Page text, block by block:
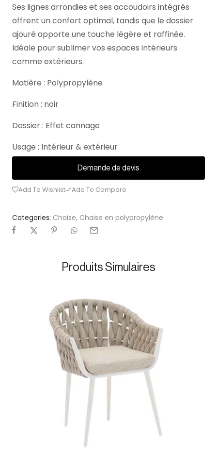
Ses lignes arrondies et ses accoudoirs intégrés
offrent un confort optimal, tandis que le dossier
ajouré apporte une touche légère et raffinée.
Idéale pour sublimer vos espaces intérieurs
comme extérieurs.
Matière : Polypropylène
Finition : noir
Dossier : Effet cannage
Usage : Intérieur & extérieur
Demande de devis
Add To Wishlist Add To Compare
Categories: Chaise, Chaise en polypropylène
Produits Simulaires